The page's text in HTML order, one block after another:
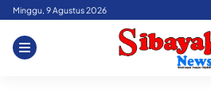
Skip
content
Minggu, 9 Agustus 2026